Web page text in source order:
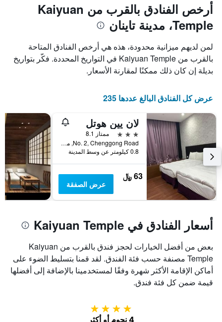
أرخص الفنادق بالقرب من Kaiyuan
Temple، مدينة تاينان
لمن لديهم ميزانية محدودة، هذه هي أرخص الفنادق المتاحة
بالقرب من Kaiyuan Temple في التواريخ المحددة. فكّر بتواريخ
بديلة إن كان ذلك ممكنًا لمقارنة الأسعار.
عرض كل الفنادق البالغ عددها 235
لان يين هوتل
3 نجوم
ممتاز 8.1
No. 2, Chenggong Road, مدينة تاينان, تايوان
0.8 كيلومتر عن وسط المدينة
63 ﷼
عرض الصفقة
أسعار الفنادق في Kaiyuan Temple
بعض من أفضل الخيارات لحجز فندق بالقرب من Kaiyuan
Temple مصنفة حسب فئة الفندق. لقد قمنا بتسليط الضوء على
أماكن الإقامة الأكثر شهرة وفقًا لمستخدمينا بالإضافة إلى أفضلها
قيمة ضمن كل فئة فندق.
4 نجوم
4 نجوم أو أكثر